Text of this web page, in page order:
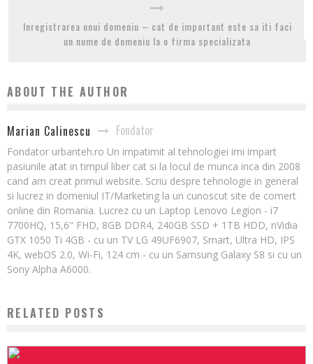
Inregistrarea unui domeniu – cat de important este sa iti faci
un nume de domeniu la o firma specializata
ABOUT THE AUTHOR
Marian Calinescu Fondator
Fondator urbanteh.ro Un impatimit al tehnologiei imi impart
pasiunile atat in timpul liber cat si la locul de munca inca din 2008
cand am creat primul website. Scriu despre tehnologie in general
si lucrez in domeniul IT/Marketing la un cunoscut site de comert
online din Romania. Lucrez cu un Laptop Lenovo Legion - i7
7700HQ, 15,6" FHD, 8GB DDR4, 240GB SSD + 1TB HDD, nVidia
GTX 1050 Ti 4GB - cu un TV LG 49UF6907, Smart, Ultra HD, IPS
4K, webOS 2.0, Wi-Fi, 124 cm - cu un Samsung Galaxy S8 si cu un
Sony Alpha A6000.
RELATED POSTS